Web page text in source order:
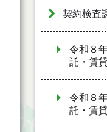
契約検査
令和８
託・賃
令和８
託・賃